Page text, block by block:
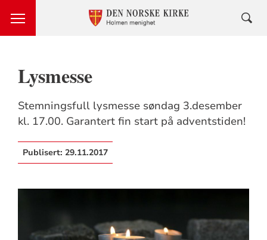
Lysmesse
Stemningsfull lysmesse søndag 3.desember
kl. 17.00. Garantert fin start på adventstiden!
Publisert: 29.11.2017